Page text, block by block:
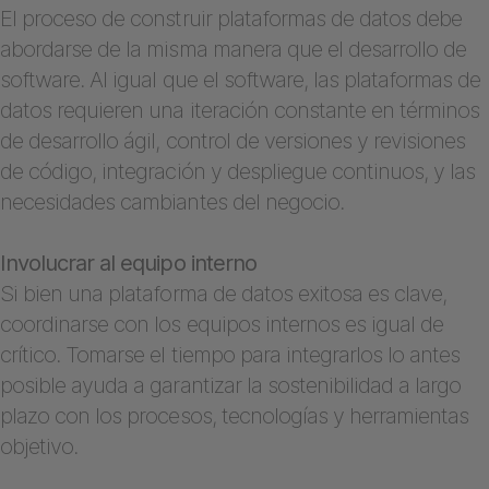
El proceso de construir plataformas de datos debe
abordarse de la misma manera que el desarrollo de
software. Al igual que el software, las plataformas de
datos requieren una iteración constante en términos
de desarrollo ágil, control de versiones y revisiones
de código, integración y despliegue continuos, y las
necesidades cambiantes del negocio.
Involucrar al equipo interno
Si bien una plataforma de datos exitosa es clave,
coordinarse con los equipos internos es igual de
crítico. Tomarse el tiempo para integrarlos lo antes
posible ayuda a garantizar la sostenibilidad a largo
plazo con los procesos, tecnologías y herramientas
objetivo.